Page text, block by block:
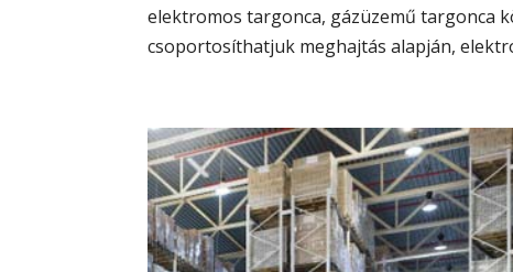
elektromos targonca, gázüzemű targonca
csoportosíthatjuk meghajtás alapján,